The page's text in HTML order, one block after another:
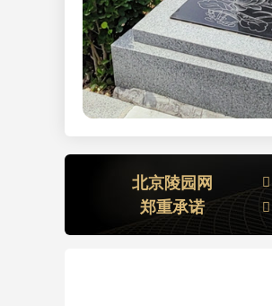
北京陵园网
郑重承诺